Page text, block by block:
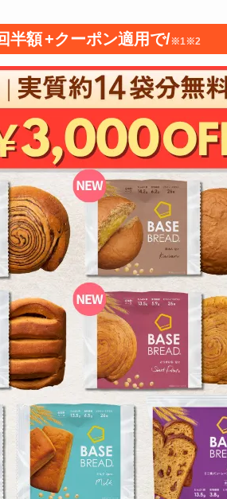
半額+クーポン適用で/※1※2